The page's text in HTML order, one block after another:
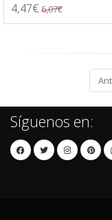
4,47€ 6,07€
Síguenos en: